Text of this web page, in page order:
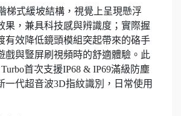
梯式緩坡結構，視覺上呈現懸浮
果，兼具科技感與辨識度；實際握
有效降低鏡頭模組突起帶來的硌手
戲與豎屏刷視頻時的舒適體驗。此
首次支援IP68 & IP69滿級防塵
一代超音波3D指紋識別，日常使用